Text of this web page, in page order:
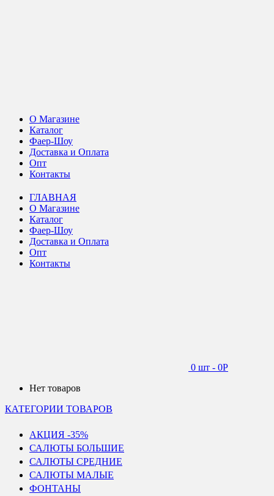
О Магазине
Каталог
Фаер-Шоу
Доставка и Оплата
Опт
Контакты
ГЛАВНАЯ
О Магазине
Каталог
Фаер-Шоу
Доставка и Оплата
Опт
Контакты
0 шт - 0Р
Нет товаров
КАТЕГОРИИ ТОВАРОВ
АКЦИЯ -35%
САЛЮТЫ БОЛЬШИЕ
САЛЮТЫ СРЕДНИЕ
САЛЮТЫ МАЛЫЕ
ФОНТАНЫ